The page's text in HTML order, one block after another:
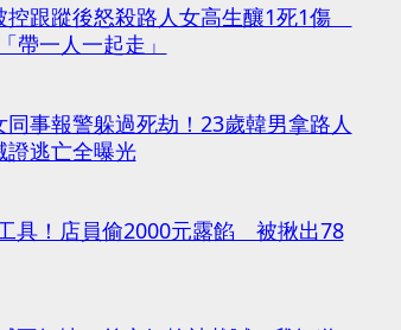
控跟蹤後怒殺路人女高生釀1死1傷
帶一人一起走」
事報警躲過死劫！23歲韓男拿路人
逃亡全曝光
具！店員偷2000元露餡 被揪出78